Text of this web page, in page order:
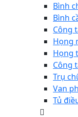
Bình
Bình
Công
Họng
Họng
Công
Trụ
Van
Tủ